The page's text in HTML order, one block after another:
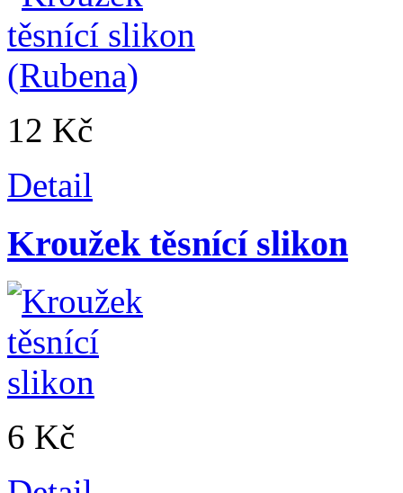
12 Kč
Detail
Kroužek těsnící slikon
6 Kč